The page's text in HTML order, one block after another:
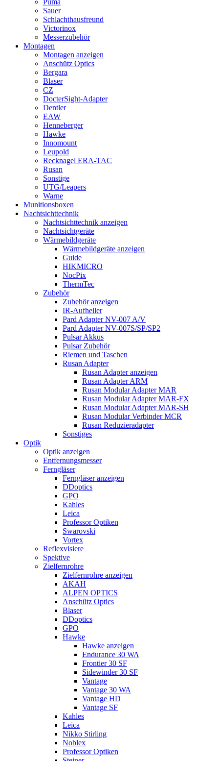
Sauer
Schlachthausfreund
Victorinox
Messerzubehör
Montagen
Montagen anzeigen
Anschütz Optics
Bergara
Blaser
CZ
DocterSight-Adapter
Dentler
EAW
Henneberger
Hawke
Innomount
Leupold
Recknagel ERA-TAC
Rusan
Sonstige
UTG/Leapers
Warne
Munitionsboxen
Nachtsichttechnik
Nachtsichttechnik anzeigen
Nachtsichtgeräte
Wärmebildgeräte
Wärmebildgeräte anzeigen
Guide
HIKMICRO
NocPix
ThermTec
Zubehör
Zubehör anzeigen
IR-Aufheller
Pard Adapter NV-007 A/V
Pard Adapter NV-007S/SP/SP2
Pulsar Akkus
Pulsar Zubehör
Riemen und Taschen
Rusan Adapter
Rusan Adapter anzeigen
Rusan Adapter ARM
Rusan Modular Adapter MAR
Rusan Modular Adapter MAR-FX
Rusan Modular Adapter MAR-SH
Rusan Modular Verbinder MCR
Rusan Reduzieradapter
Sonstiges
Optik
Optik anzeigen
Entfernungsmesser
Ferngläser
Ferngläser anzeigen
DDoptics
GPO
Kahles
Leica
Professor Optiken
Swarovski
Vortex
Reflexvisiere
Spektive
Zielfernrohre
Zielfernrohre anzeigen
AKAH
ALPEN OPTICS
Anschütz Optics
Blaser
DDoptics
GPO
Hawke
Hawke anzeigen
Endurance 30 WA
Frontier 30 SF
Sidewinder 30 SF
Vantage
Vantage 30 WA
Vantage HD
Vantage SF
Kahles
Leica
Nikko Stirling
Noblex
Professor Optiken